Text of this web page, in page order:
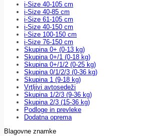
i-Size 40-105 cm
i-Size 40-85 cm
i-Size 61-105 cm
i-Size 40-150 cm
i-Size 100-150 cm
i-Size 76-150 cm
Skupina 0+ (0-13 kg)
Skupina 0+/1 (0-18 kg)
Skupina 0+/1/2 (0-25 kg)
Skupina 0/1/2/3 (0-36 kg)
Skupina 1 (9-18 kg)
Vrtljivi avtosedeži
Skupina 1/2/3 (9-36 kg)
Skupina 2/3 (15-36 kg)
Podloge in prevleke
Dodatna oprema
Blagovne znamke